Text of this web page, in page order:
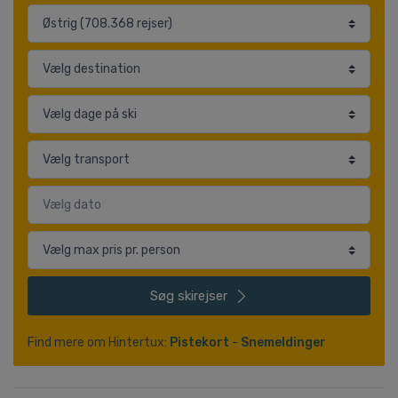
Søg skirejser
Find mere om Hintertux: Pistekort - Snemeldinger